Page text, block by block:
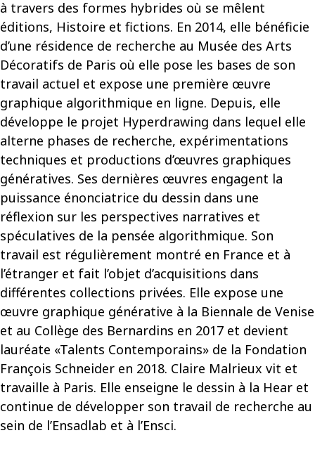
à travers des formes hybrides où se mêlent
éditions, Histoire et fictions. En 2014, elle bénéficie
d’une résidence de recherche au Musée des Arts
Décoratifs de Paris où elle pose les bases de son
travail actuel et expose une première œuvre
graphique algorithmique en ligne. Depuis, elle
développe le projet Hyperdrawing dans lequel elle
alterne phases de recherche, expérimentations
techniques et productions d’œuvres graphiques
génératives. Ses dernières œuvres engagent la
puissance énonciatrice du dessin dans une
réflexion sur les perspectives narratives et
spéculatives de la pensée algorithmique. Son
travail est régulièrement montré en France et à
l’étranger et fait l’objet d’acquisitions dans
différentes collections privées. Elle expose une
œuvre graphique générative à la Biennale de Venise
et au Collège des Bernardins en 2017 et devient
lauréate «Talents Contemporains» de la Fondation
François Schneider en 2018. Claire Malrieux vit et
travaille à Paris. Elle enseigne le dessin à la Hear et
continue de développer son travail de recherche au
sein de l’Ensadlab et à l’Ensci.